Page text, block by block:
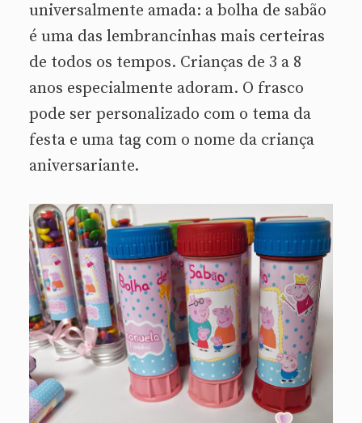
universalmente amada: a bolha de sabão
é uma das lembrancinhas mais certeiras
de todos os tempos. Crianças de 3 a 8
anos especialmente adoram. O frasco
pode ser personalizado com o tema da
festa e uma tag com o nome da criança
aniversariante.